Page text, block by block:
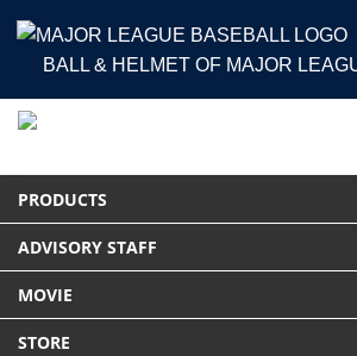
BALL & HELMET OF MAJOR
PRODUCTS
ADVISORY STAFF
MOVIE
STORE
HOME PRODUCTS
Tweet